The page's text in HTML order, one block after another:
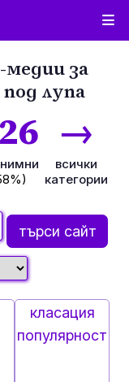
за
лупа
→
всички
категории
класация
популярност